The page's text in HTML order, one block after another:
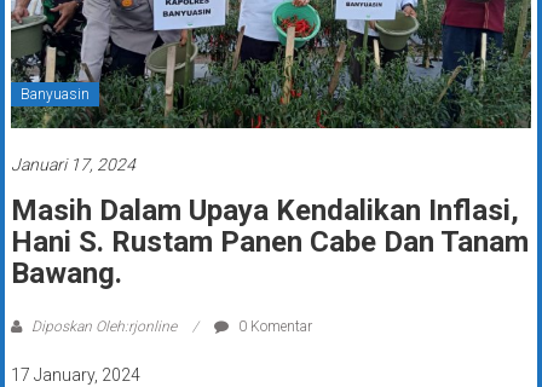
Banyuasin
Januari 17, 2024
Masih Dalam Upaya Kendalikan Inflasi,
Hani S. Rustam Panen Cabe Dan Tanam
Bawang.
Diposkan Oleh:rjonline 0 Komentar
17 January, 2024